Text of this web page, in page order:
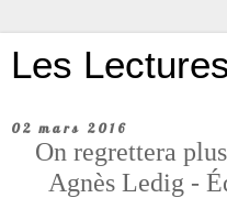
Les
02 mars 2016
On regrettera
Agnès Ledig -